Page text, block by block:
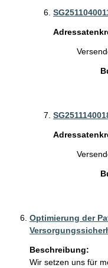
Optimierung der
Beschreibung:
Wir setzen uns für